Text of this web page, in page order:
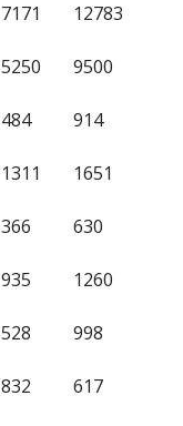
7171 12783
5250 9500
484 914
1311 1651
366 630
935 1260
528 998
832 617